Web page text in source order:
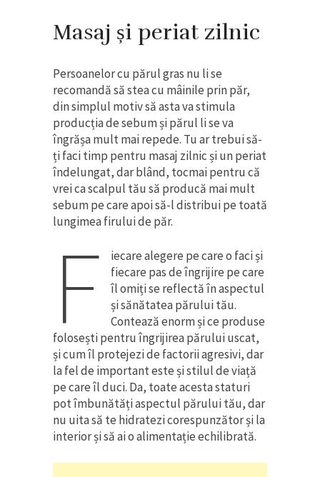
Masaj și periat zilnic
Persoanelor cu părul gras nu li se
recomandă să stea cu mâinile prin păr,
din simplul motiv să asta va stimula
producția de sebum și părul li se va
îngrășa mult mai repede. Tu ar trebui să-
ți faci timp pentru masaj zilnic și un periat
îndelungat, dar blând, tocmai pentru că
vrei ca scalpul tău să producă mai mult
sebum pe care apoi să-l distribui pe toată
lungimea firului de păr.
F
iecare alegere pe care o faci și
fiecare pas de îngrijire pe care
îl omiți se reflectă în aspectul
și sănătatea părului tău.
Contează enorm și ce produse
folosești pentru îngrijirea părului uscat,
și cum îl protejezi de factorii agresivi, dar
la fel de important este și stilul de viață
pe care îl duci. Da, toate acesta staturi
pot îmbunătăți aspectul părului tău, dar
nu uita să te hidratezi corespunzător și la
interior și să ai o alimentație echilibrată.